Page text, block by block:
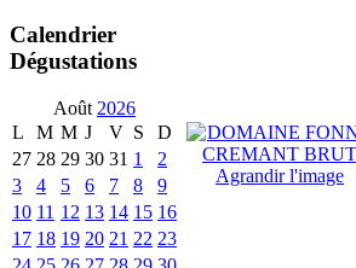
Calendrier
Dégustations
Août 2026
L
M M J V S
D
27 28 29 30 31 1
2
3
4 5 6 7 8
9
10 11 12 13 14 15 16
17 18 19 20 21 22 23
Agrandir l'image